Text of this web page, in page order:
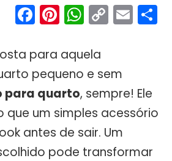
Facebook
Pinterest
Copy
Link
para aquela
pequeno e sem
para quarto, sempre! Ele
que um simples acessório
antes de sair. Um
pode transformar